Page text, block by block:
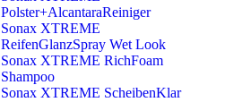
Polster+AlcantaraReiniger
Sonax XTREME
ReifenGlanzSpray Wet Look
Sonax XTREME RichFoam
Shampoo
Sonax XTREME ScheibenKlar